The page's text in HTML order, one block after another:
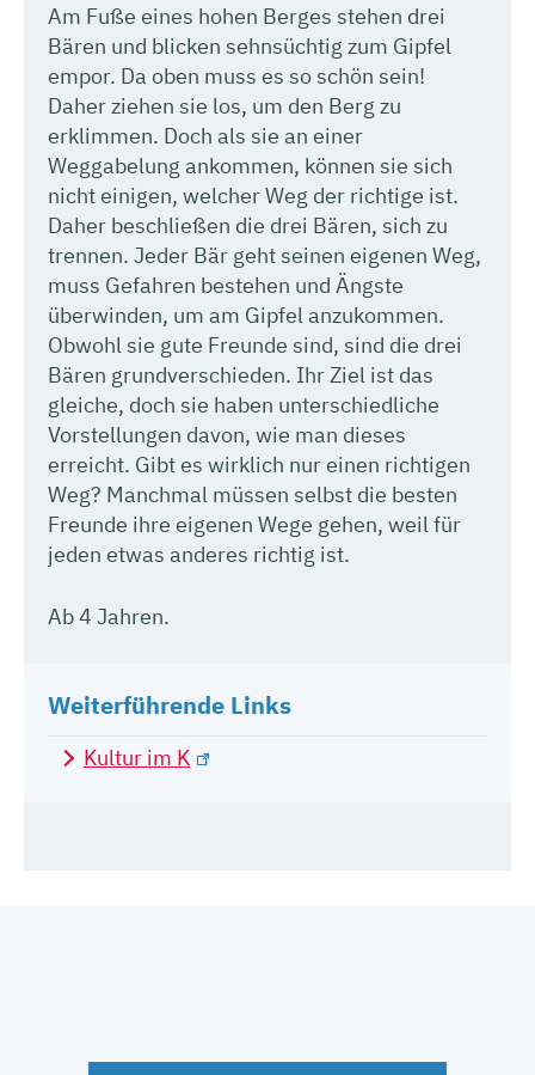
Am Fuße eines hohen Berges stehen drei
Bären und blicken sehnsüchtig zum Gipfel
empor. Da oben muss es so schön sein!
Daher ziehen sie los, um den Berg zu
erklimmen. Doch als sie an einer
Weggabelung ankommen, können sie sich
nicht einigen, welcher Weg der richtige ist.
Daher beschließen die drei Bären, sich zu
trennen. Jeder Bär geht seinen eigenen Weg,
muss Gefahren bestehen und Ängste
überwinden, um am Gipfel anzukommen.
Obwohl sie gute Freunde sind, sind die drei
Bären grundverschieden. Ihr Ziel ist das
gleiche, doch sie haben unterschiedliche
Vorstellungen davon, wie man dieses
erreicht. Gibt es wirklich nur einen richtigen
Weg? Manchmal müssen selbst die besten
Freunde ihre eigenen Wege gehen, weil für
jeden etwas anderes richtig ist.
Ab 4 Jahren.
Weiterführende Links
Kultur im K